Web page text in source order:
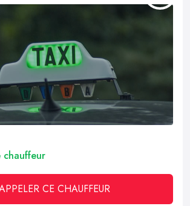
chauffeur
CE CHAUFFEUR